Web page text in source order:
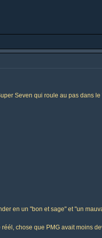
Seven qui roule au pas dans
en un "bon et sage" et "un
chose que PMG avait moins